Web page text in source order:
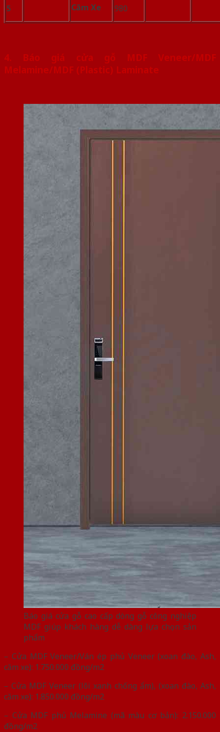
Căm Xe
5 980
4. Báo giá cửa gỗ MDF Veneer/MDF
Melamine/MDF (Plastic) Laminate
Báo giá cửa gỗ cao cấp dòng gỗ công nghiệp
MDF giúp khách hàng dễ dàng lựa chọn sản
phẩm
– Cửa MDF Veneer/Ván ép phủ Veneer (xoan đào, Ash,
căm xe): 1.750.000 đồng/m2
– Cửa MDF Veneer (lõi xanh chống ẩm), (xoan đào, Ash,
căm xe): 1.850.000 đồng/m2
– Cửa MDF phủ Melamine (mã màu cơ bản): 2.150.000
đồng/m2